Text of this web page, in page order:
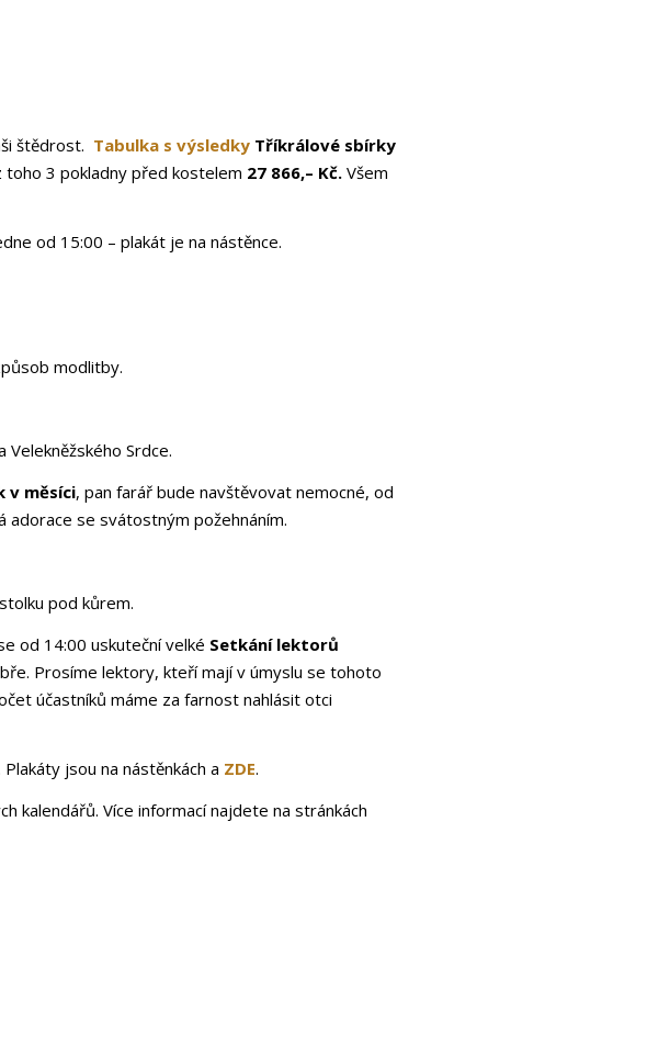
štědrost. Tabulka s výsledky Tříkrálové sbírky
toho 3 pokladny před kostelem 27 866,– Kč. Všem
od 15:00 – plakát je na nástěnce.
modlitby.
Velekněžského Srdce.
v měsíci, pan farář bude navštěvovat nemocné, od
adorace se svátostným požehnáním.
pod kůrem.
od 14:00 uskuteční velké Setkání lektorů
Prosíme lektory, kteří mají v úmyslu se tohoto
účastníků máme za farnost nahlásit otci
jsou na nástěnkách a ZDE.
kalendářů. Více informací najdete na stránkách